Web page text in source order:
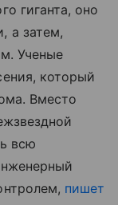
гиганта, оно
а затем,
Ученые
который
Вместо
всю
пишет